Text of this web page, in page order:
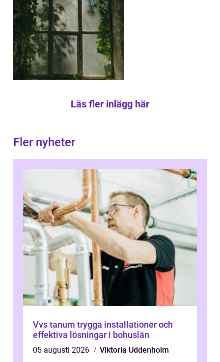
Läs fler inlägg här
Fler nyheter
Vvs tanum trygga installationer och
effektiva lösningar i bohuslän
05 augusti 2026
Viktoria Uddenholm